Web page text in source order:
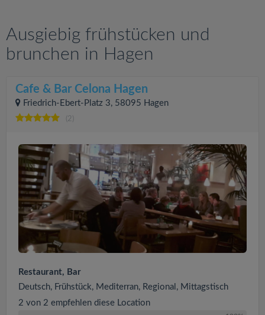
Ausgiebig frühstücken und
brunchen in Hagen
Cafe & Bar Celona Hagen
Friedrich-Ebert-Platz 3, 58095 Hagen
(2)
Restaurant, Bar
Deutsch, Frühstück, Mediterran, Regional, Mittagstisch
2 von 2 empfehlen diese Location